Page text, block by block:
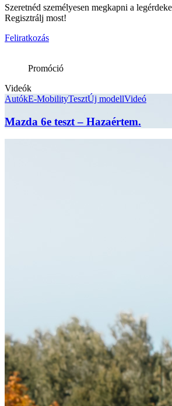
Szeretnéd személyesen megkapni a
Regisztrálj most!
Feliratkozás
Promóció
Videók
AutókE-MobilityTesztÚj modellVideó
Mazda 6e teszt – Hazaértem.